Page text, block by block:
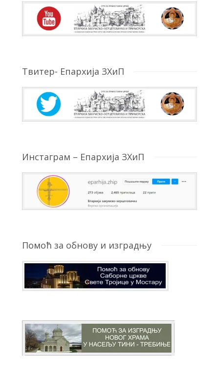
Твитер- Епархија ЗХиП
Инстаграм – Епархија ЗХиП
Помоћ за обнову и изградњу